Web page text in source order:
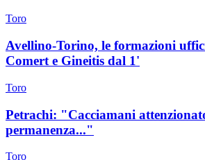
Toro
Avellino-Torino, le formazioni
Comert e Gineitis dal 1'
Toro
Petrachi: "Cacciamani
permanenza..."
Toro